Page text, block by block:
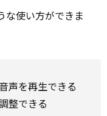
な使い方ができま
声を再生できる
整できる